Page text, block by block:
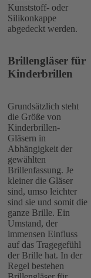
Kunststoff- oder
Silikonkappe
abgedeckt werden.
Brillengläser für
Kinderbrillen
Grundsätzlich steht
die Größe von
Kinderbrillen-
Gläsern in
Abhängigkeit der
gewählten
Brillenfassung. Je
kleiner die Gläser
sind, umso leichter
sind sie und somit die
ganze Brille. Ein
Umstand, der
immensen Einfluss
auf das Tragegefühl
der Brille hat. In der
Regel bestehen